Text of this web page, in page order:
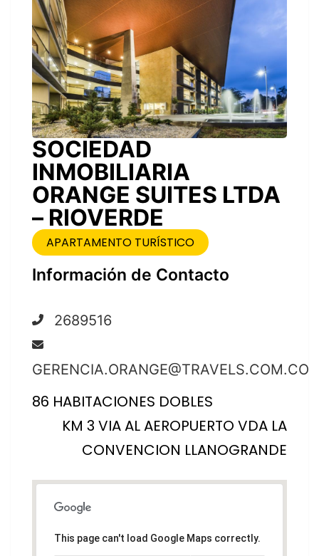
SOCIEDAD
INMOBILIARIA
ORANGE SUITES LTDA
– RIOVERDE
APARTAMENTO TURÍSTICO
Información de Contacto
2689516
GERENCIA.ORANGE@TRAVELS.COM.CO
86 HABITACIONES DOBLES
KM 3 VIA AL AEROPUERTO VDA LA
CONVENCION LLANOGRANDE
This page can't load Google Maps correctly.